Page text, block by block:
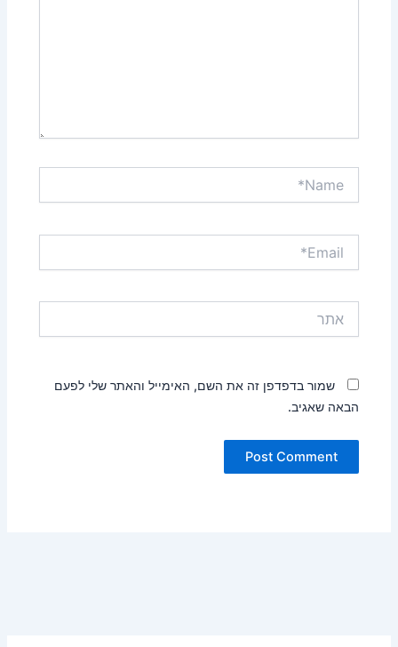
שמור בדפדפן זה את השם, האימייל והאתר שלי לפעם
הבאה שאגיב.